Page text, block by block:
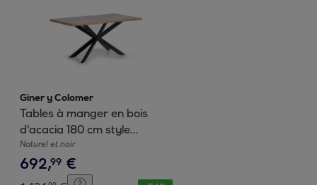
Giner y Colomer
Tables à manger en bois
d'acacia 180 cm style
industriel
Naturel et noir
692,99 €